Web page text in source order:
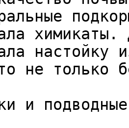
настойку
не только
и